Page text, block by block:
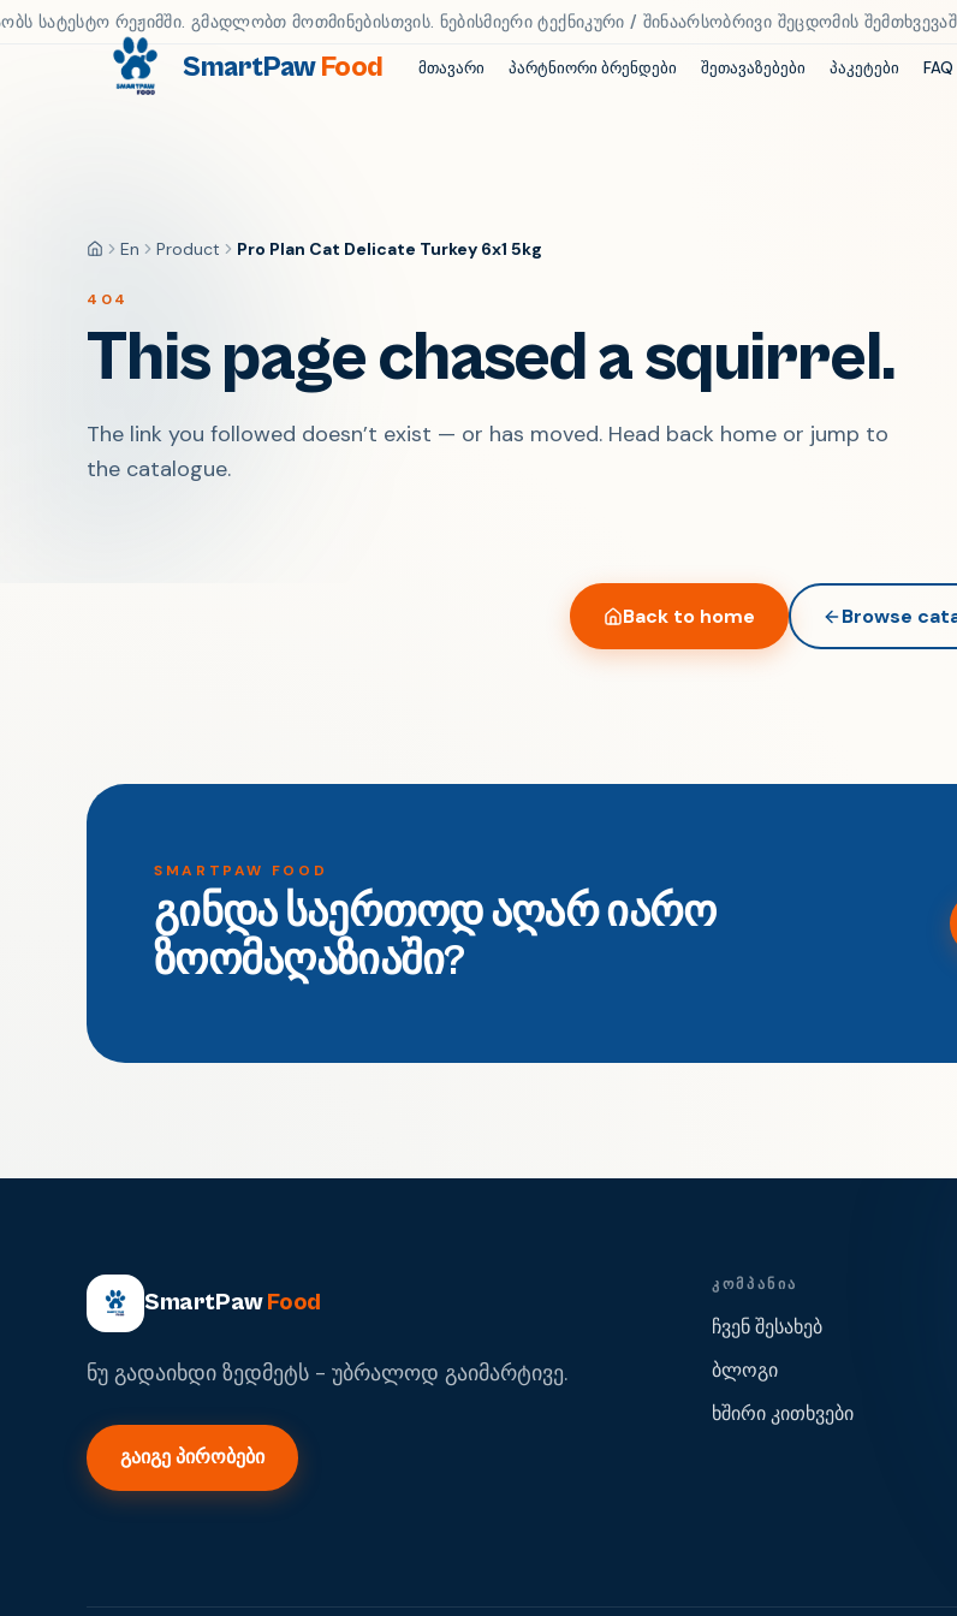
სატესტო რეჟიმში. გმადლობთ მოთმინებისთვის. ნებისმიერი ტექნიკური / შინაარსობრივი შეცდომის
SmartPawFood მთავარი პარტნიორი ბრენდები შეთავაზებები პაკეტები FAQ
მთავარი
En Product Pro Plan Cat Delicate Turkey 6x1 5kg
404
This page chased a squirrel.
The link you followed doesn’t exist — or has moved. Head back home or jump to
the catalogue.
Back to home Browse
SMARTPAW FOOD
გინდა საერთოდ აღარ იარო
ზოომაღაზიაში?
SmartPawFood
ნუ გადაიხდი ზედმეტს - უბრალოდ გაიმარტივე.
გაიგე პირობები
ᲙᲝᲛᲞᲐᲜᲘᲐ
ჩვენ შესახებ
ბლოგი
ხშირი კითხვები